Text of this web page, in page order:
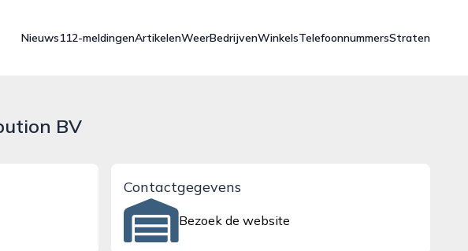
Nieuws112-meldingenArtikelenWeerBedrijvenWinkelsTelefoonnummersStraten
BV
Contactgegevens
Bezoek de website